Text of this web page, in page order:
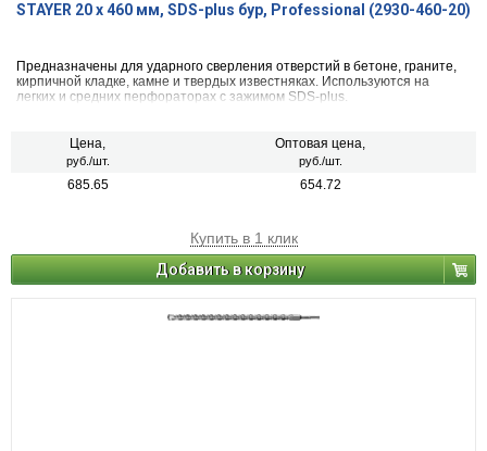
STAYER 20 x 460 мм, SDS-plus бур, Professional (2930-460-20)
Предназначены для ударного сверления отверстий в бетоне, граните,
кирпичной кладке, камне и твердых известняках. Используются на
легких и средних перфораторах с зажимом SDS-plus.
Цена,
руб./шт.
Оптовая цена,
руб./шт.
685.65 654.72
Купить в 1 клик
Добавить в корзину